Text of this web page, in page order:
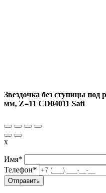
Звездочка без ступицы под
мм, Z=11 CD04011 Sati
x
Имя*
Телефон*